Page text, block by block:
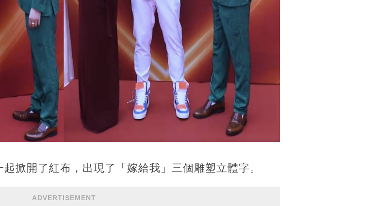
起掀開了紅布，出現了「嫁給我」三個雕塑立體字。
ADVERTISEMENT